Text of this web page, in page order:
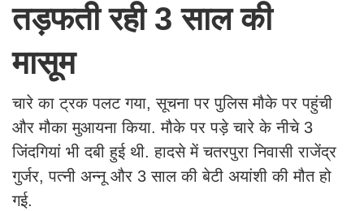
तड़फती रही 3 साल की
मासूम
चारे का ट्रक पलट गया, सूचना पर पुलिस मौके पर पहुंची
और मौका मुआयना किया. मौके पर पड़े चारे के नीचे 3
जिंदगियां भी दबी हुई थी. हादसे में चतरपुरा निवासी राजेंद्र
गुर्जर, पत्नी अन्नू और 3 साल की बेटी अयांशी की मौत हो
गई.